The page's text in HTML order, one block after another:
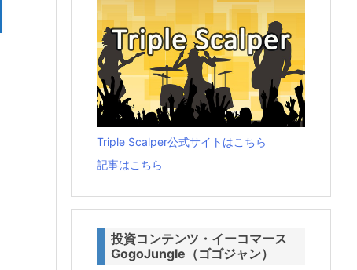
Triple Scalper公式サイトはこちら
記事はこちら
投資コンテンツ・イーコマース
GogoJungle（ゴゴジャン）